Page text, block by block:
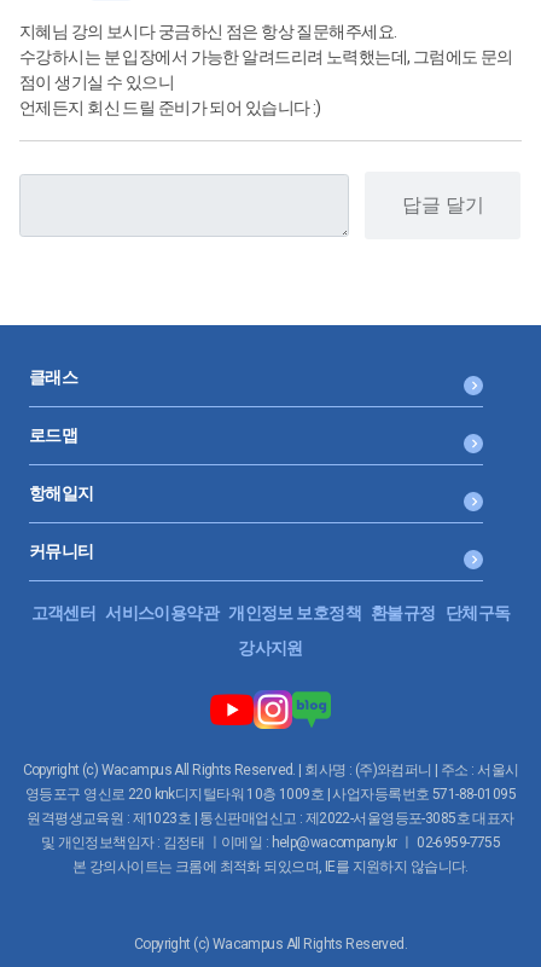
지혜님 강의 보시다 궁금하신 점은 항상 질문해주세요.
수강하시는 분 입장에서 가능한 알려드리려 노력했는데, 그럼에도 문의
점이 생기실 수 있으니
언제든지 회신 드릴 준비가 되어 있습니다 :)
답글 달기
클래스
로드맵
항해일지
커뮤니티
고객센터 서비스이용약관 개인정보 보호정책 환불규정
단체구독
강사지원
Copyright (c) Wacampus All Rights Reserved. | 회사명 : (주)와컴퍼니 | 주소 : 서울시
영등포구 영신로 220 knk디지털타워 10층 1009호 | 사업자등록번호 571-88-01095
원격평생교육원 : 제1023호 | 통신판매업신고 : 제2022-서울영등포-3085호 대표자
및 개인정보책임자 : 김정태 ㅣ이메일 : help@wacompany.kr ㅣ 02-6959-7755
본 강의사이트는 크롬에 최적화 되있으며, IE를 지원하지 않습니다.
Copyright (c) Wacampus All Rights Reserved.